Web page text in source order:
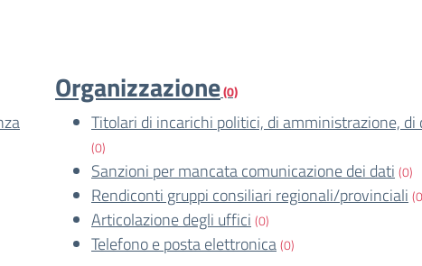
Organizzazione(0)
Titolari di incarichi politici, di amministrazione, di
(0)
Sanzioni per mancata comunicazione dei dati (0)
Rendiconti gruppi consiliari regionali/provinciali
Articolazione degli uffici (0)
Telefono e posta elettronica(0)